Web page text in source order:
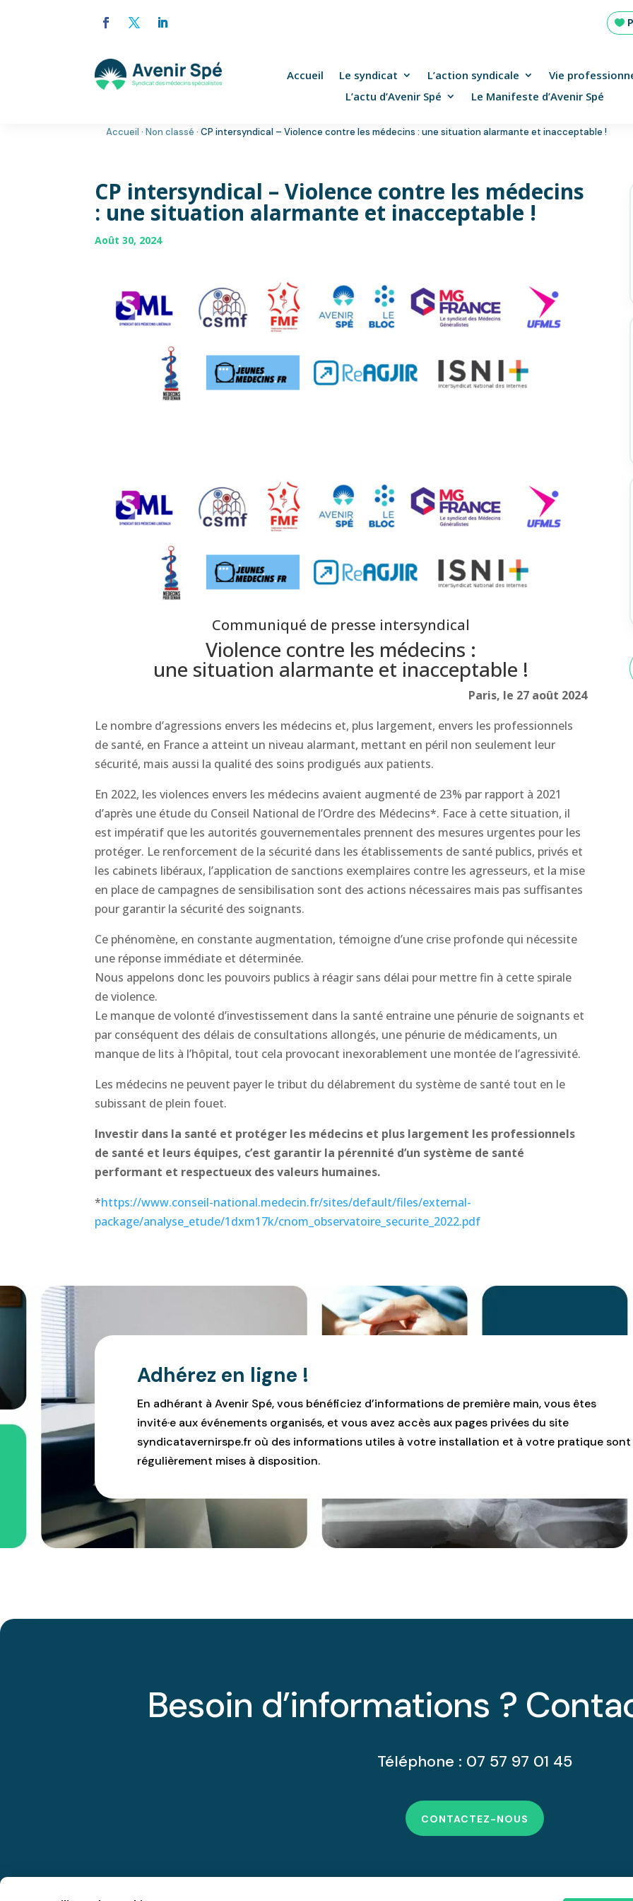
Accueil Le syndicat L’action syndicale
Vie
L’actu d’Avenir Spé
Le Manifeste d’Avenir Spé
Accueil ·Non classé ·CP intersyndical – Violence contre les médecins : une situation alarmante et inacceptable !
CP intersyndical – Violence contre les médecins
: une situation alarmante et inacceptable !
Août 30, 2024
Communiqué de presse intersyndical
Violence contre les médecins :
une situation alarmante et inacceptable !
Paris, le 27 août 2024
Le nombre d’agressions envers les médecins et, plus largement, envers les professionnels
de santé, en France a atteint un niveau alarmant, mettant en péril non seulement leur
sécurité, mais aussi la qualité des soins prodigués aux patients.
En 2022, les violences envers les médecins avaient augmenté de 23% par rapport à 2021
d’après une étude du Conseil National de l’Ordre des Médecins*. Face à cette situation, il
est impératif que les autorités gouvernementales prennent des mesures urgentes pour les
protéger. Le renforcement de la sécurité dans les établissements de santé publics, privés et
les cabinets libéraux, l’application de sanctions exemplaires contre les agresseurs, et la mise
en place de campagnes de sensibilisation sont des actions nécessaires mais pas suffisantes
pour garantir la sécurité des soignants.
Ce phénomène, en constante augmentation, témoigne d’une crise profonde qui nécessite
une réponse immédiate et déterminée.
Nous appelons donc les pouvoirs publics à réagir sans délai pour mettre fin à cette spirale
de violence.
Le manque de volonté d’investissement dans la santé entraine une pénurie de soignants et
par conséquent des délais de consultations allongés, une pénurie de médicaments, un
manque de lits à l’hôpital, tout cela provocant inexorablement une montée de l’agressivité.
Les médecins ne peuvent payer le tribut du délabrement du système de santé tout en le
subissant de plein fouet.
Investir dans la santé et protéger les médecins et plus largement les professionnels
de santé et leurs équipes, c’est garantir la pérennité d’un système de santé
performant et respectueux des valeurs humaines.
*https://www.conseil-national.medecin.fr/sites/default/files/external-
package/analyse_etude/1dxm17k/cnom_observatoire_securite_2022.pdf
Adhérez en ligne !
En adhérant à Avenir Spé, vous bénéficiez d’informations de première main, vous êtes
invité·e aux événements organisés, et vous avez accès aux pages privées du site
syndicatavernirspe.fr où des informations utiles à votre installation et à votre pratique sont
régulièrement mises à disposition.
Besoin d’informations ?
Téléphone : 07 57 97 01 45
CONTACTEZ-NOUS